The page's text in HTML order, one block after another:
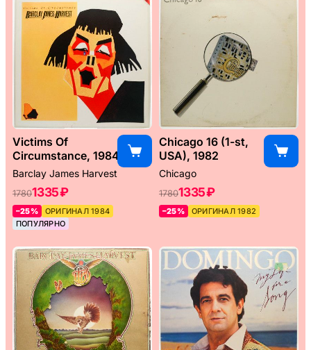
Victims Of
Circumstance, 1984
Barclay James Harvest
17801335 ₽
–25%
ОРИГИНАЛ 1984
ПОПУЛЯРНО
Chicago 16 (1-st,
USA), 1982
Chicago
17801335 ₽
–25% ОРИГИНАЛ 1982